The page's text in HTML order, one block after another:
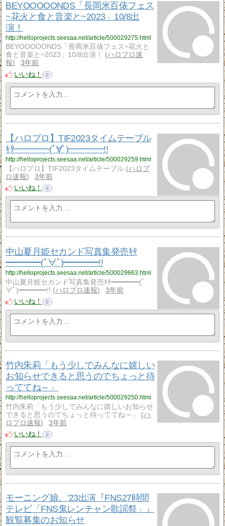
BEYOOOOONDS「長岡米百俵フェス
~花火と食と音楽と~2023」10/8出
演！
http://helloprojects.seesaa.net/article/500029275.html
BEYOOOOONDS「長岡米百俵フェス~花火と
食と音楽と~2023」10/8出演！
ハロプロ速
報
3年前
いいね！
0
【ハロプロ】TIF2023タイムテーブル
ｷﾀ━━━━(ﾟ∀ﾟ)━━━━!!
http://helloprojects.seesaa.net/article/500029259.html
【ハロプロ】TIF2023タイムテーブル
ハロプ
ロ速報
3年前
いいね！
0
中山夏月姫セカンド写真集発売ｷﾀ
━━━━(ﾟ∀ﾟ)━━━━!!
http://helloprojects.seesaa.net/article/500029663.html
中山夏月姫セカンド写真集発売ｷﾀ━━━━(ﾟ
∀ﾟ)━━━━!!
ハロプロ速報
3年前
いいね！
0
竹内朱莉「もう少しでみんなに嬉しい
お知らせできると思うのでちょっと待
っててね～」
http://helloprojects.seesaa.net/article/500029250.html
竹内朱莉「もう少しでみんなに嬉しいお知らせ
できると思うのでちょっと待っててね～」
ハ
ロプロ速報
3年前
いいね！
0
モーニング娘。’23出演『FNS27時間
テレビ「FNS鬼レンチャン歌謡祭」』
観覧募集のお知らせ